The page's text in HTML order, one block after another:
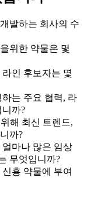
발하는 회사의 수
위한 약물은 몇
인 후보자는 몇
는 주요 협력, 라
까?
해 최신 트렌드,
까?
마나 많은 임상
무엇입니까?
흥 약물에 부여